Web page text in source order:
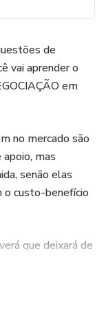
de
vai aprender o
em
no mercado são
mas
senão elas
o custo-benefício
que deixará de
3 questões de